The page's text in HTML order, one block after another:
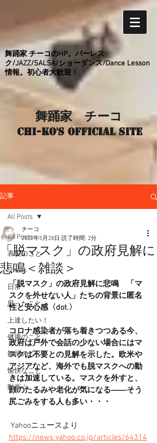
舞踊家 チーコのHP。バーレス
ク/JAZZ/SALSA/ショーダンス/Dance Lesson
情報。初心者大歓迎！
舞踊家 チーコ
Chi-ko's Official site
記事
All Posts
表現のこと
fitness
日常
思ったこと
上達したい！
健康のこと。
舞踊のこと。
愉快なこと
動画☆
All Posts
「脱マスク」の政府見解に
悲鳴＜雑談＞
チーコ
2022年5月28日 読了時間: 2分
「脱マスク」の政府見解に悲鳴　「マ
スクを外せない人」たちの背景に匿名
性と安心感〈dot.〉
コロナ感染者が落ち着きつつある今、
政府は戸外で会話の少ない場合にはマ
スクは不要との見解を示した。欧米や
アジアなど、海外でも脱マスクへの動
きは加速している。マスクを外すと、
顔のたるみや老化が気になる――そう
尻ごみをする人も多い・・・
Yahooニュースより
https://news.yahoo.co.jp/articles/64314